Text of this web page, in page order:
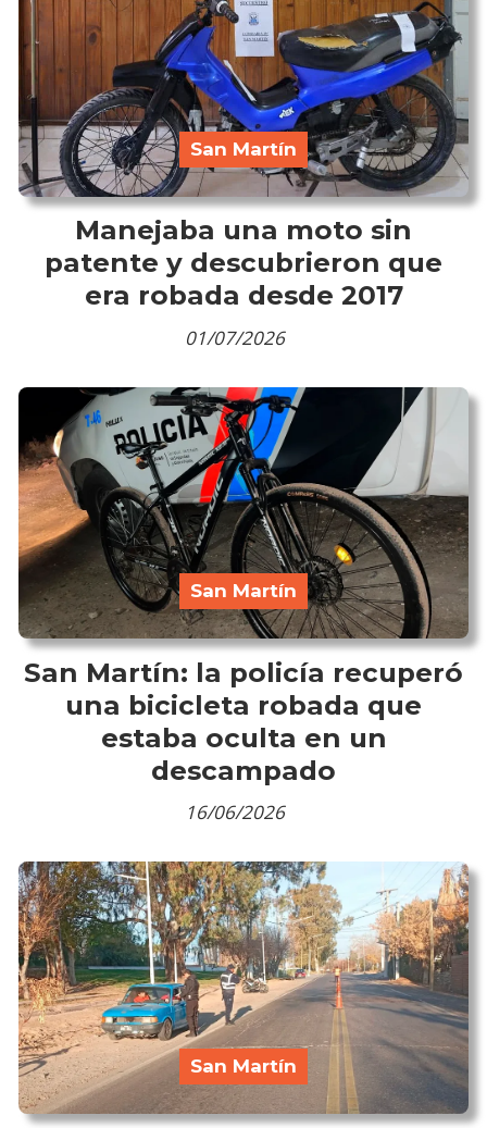
Manejaba una moto sin
patente y descubrieron que
era robada desde 2017
San Martín
01/07/2026
San Martín: la policía recuperó
una bicicleta robada que
estaba oculta en un
descampado
San Martín
16/06/2026
San Martín